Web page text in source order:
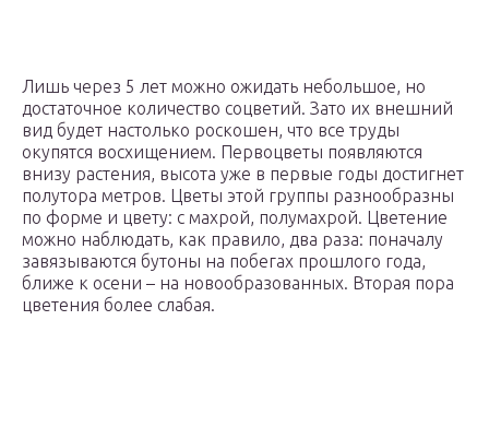
Лишь через 5 лет можно ожидать небольшое, но
достаточное количество соцветий. Зато их внешний
вид будет настолько роскошен, что все труды
окупятся восхищением. Первоцветы появляются
внизу растения, высота уже в первые годы достигнет
полутора метров. Цветы этой группы разнообразны
по форме и цвету: с махрой, полумахрой. Цветение
можно наблюдать, как правило, два раза: поначалу
завязываются бутоны на побегах прошлого года,
ближе к осени – на новообразованных. Вторая пора
цветения более слабая.